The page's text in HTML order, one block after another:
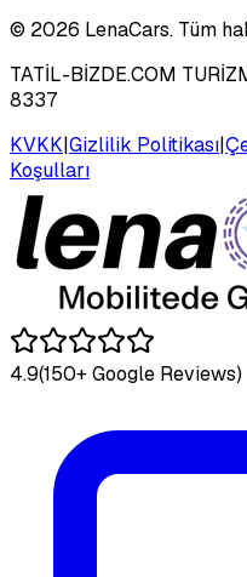
© 2026 LenaCars. Tüm
TATİL-BİZDE.COM
8337
KVKK|Gizlilik Politikası|
Koşulları
4.9(150+ Google Reviews)